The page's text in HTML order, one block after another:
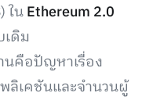
ในEthereum 2.0
ดิม
นคือปัญหาเรื่อง
ลิเคชันและจำนวนผู้